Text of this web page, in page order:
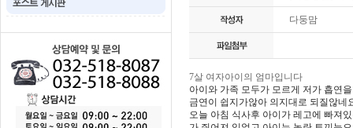
다둥맘
7살 여자아이의 엄마입니다
아이와 가족 모두가 모르게 저가 흡연
금연이 쉽지가않아 의지대로 되질않네
오늘 아침 식사후 아이가 레고에 빠져